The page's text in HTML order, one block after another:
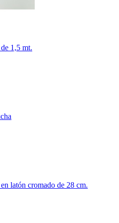
1,5 mt.
latón cromado de 28 cm.